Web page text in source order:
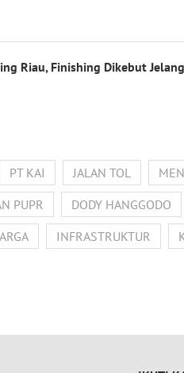
Riau, Finishing Dikebut
PT KAI JALAN TOL
PUPR DODY HANGGODO
INFRASTRUKTUR